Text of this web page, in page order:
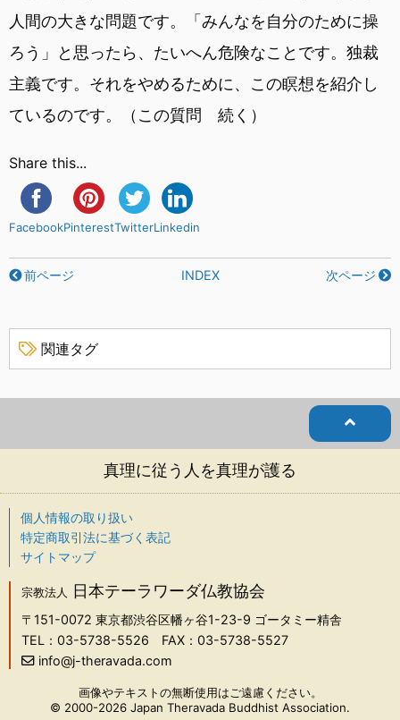
人間の大きな問題です。「みんなを自分のために操
ろう」と思ったら、たいへん危険なことです。独裁
主義です。それをやめるために、この瞑想を紹介し
ているのです。（この質問 続く）
Share this...
FacebookPinterestTwitterLinkedin
前ページ INDEX 次ページ
関連タグ
真理に従う人を真理が護る
個人情報の取り扱い
特定商取引法に基づく表記
サイトマップ
宗教法人 日本テーラワーダ仏教協会
〒151-0072 東京都渋谷区幡ヶ谷1-23-9 ゴータミー精舎
TEL：03-5738-5526 FAX：03-5738-5527
info@j-theravada.com
画像やテキストの無断使用はご遠慮ください。
© 2000-2026 Japan Theravada Buddhist Association.